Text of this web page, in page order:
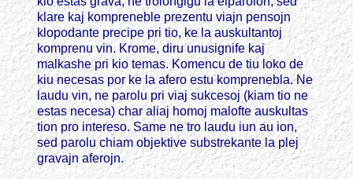
klare kaj kompreneble prezentu viajn pensojn
klopodante precipe pri tio, ke la auskultantoj
komprenu vin. Krome, diru unusignife kaj
malkashe pri kio temas. Komencu de tiu loko de
kiu necesas por ke la afero estu komprenebla. Ne
laudu vin, ne parolu pri viaj sukcesoj (kiam tio ne
estas necesa) char aliaj homoj malofte auskultas
tion pro intereso. Same ne tro laudu iun au ion,
sed parolu chiam objektive substrekante la plej
gravajn aferojn.